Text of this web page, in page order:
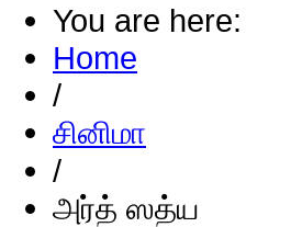
You are here:
Home
/
சினிமா
/
அர்த் ஸத்ய